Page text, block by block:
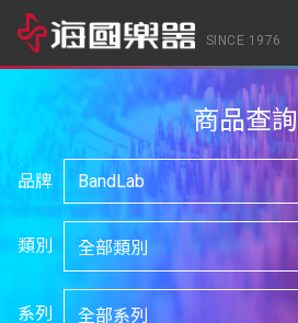
SINCE 1976
商品查詢
品牌
類別
系列